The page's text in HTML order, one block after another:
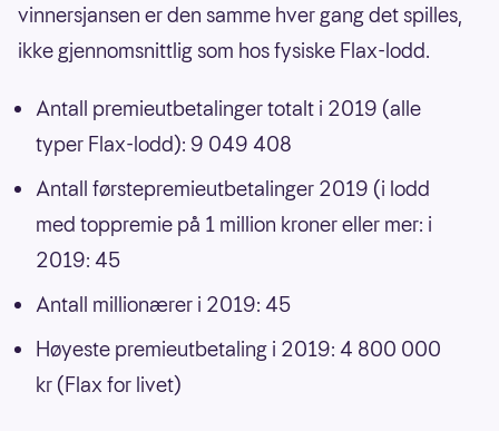
vinnersjansen er den samme hver gang det spilles,
ikke gjennomsnittlig som hos fysiske Flax-lodd.
Antall premieutbetalinger totalt i 2019 (alle
typer Flax-lodd): 9 049 408
Antall førstepremieutbetalinger 2019 (i lodd
med toppremie på 1 million kroner eller mer: i
2019: 45
Antall millionærer i 2019: 45
Høyeste premieutbetaling i 2019: 4 800 000
kr (Flax for livet)